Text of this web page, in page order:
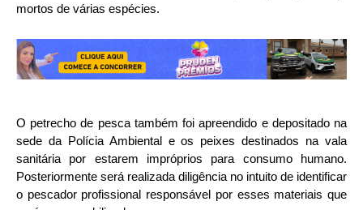
mortos de várias espécies.
O petrecho de pesca também foi apreendido e depositado na
sede da Polícia Ambiental e os peixes destinados na vala
sanitária por estarem impróprios para consumo humano.
Posteriormente será realizada diligência no intuito de identificar
o pescador profissional responsável por esses materiais que